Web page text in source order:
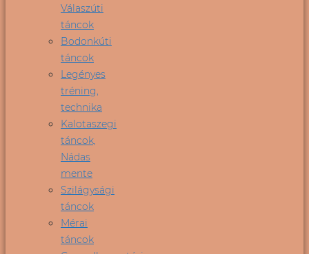
Válaszúti
táncok
Bodonkúti
táncok
Legényes
tréning,
technika
Kalotaszegi
táncok,
Nádas
mente
Szilágysági
táncok
Mérai
táncok